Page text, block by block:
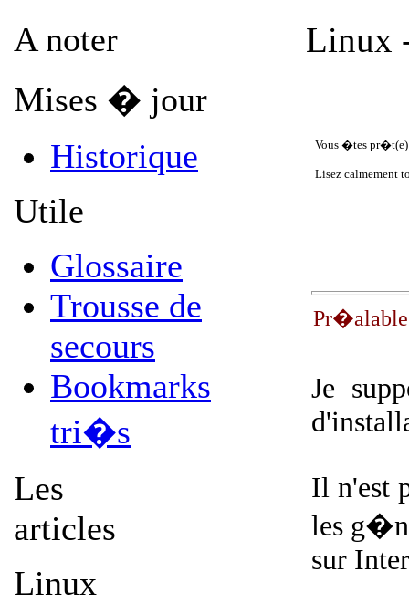
A noter
Mises � jour
Historique
Utile
Glossaire
Trousse de
secours
Bookmarks
tri�s
Les
articles
Linux
Linux
Vous �tes
Lisez calmement
Je
Il n'est
les
sur